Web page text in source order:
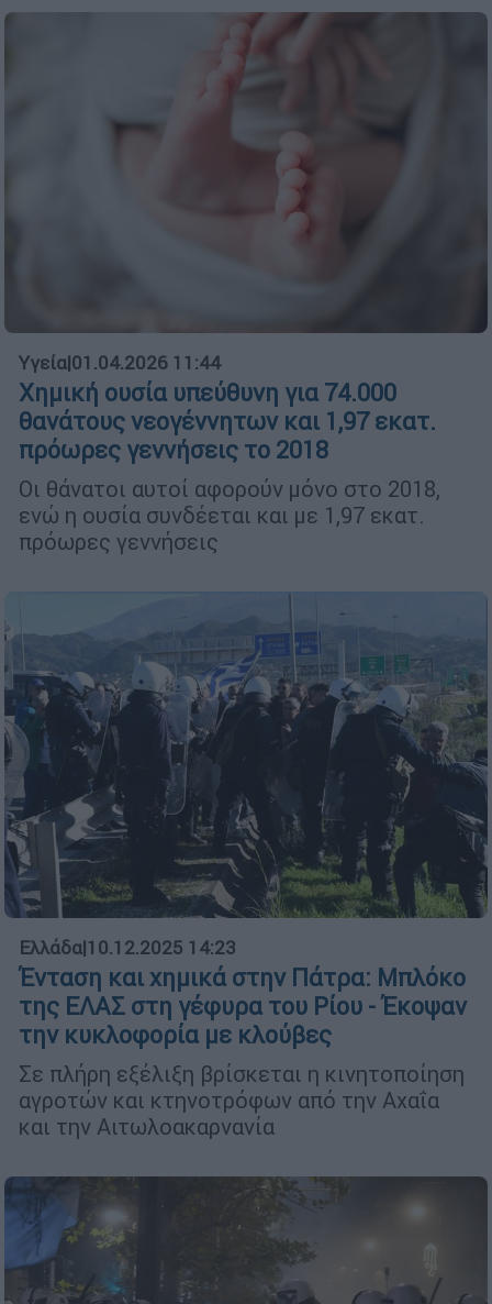
Υγεία|01.04.2026 11:44
Χημική ουσία υπεύθυνη για 74.000
θανάτους νεογέννητων και 1,97 εκατ.
πρόωρες γεννήσεις το 2018
Οι θάνατοι αυτοί αφορούν μόνο στο 2018,
ενώ η ουσία συνδέεται και με 1,97 εκατ.
πρόωρες γεννήσεις
Ελλάδα|10.12.2025 14:23
Ένταση και χημικά στην Πάτρα: Μπλόκο
της ΕΛΑΣ στη γέφυρα του Ρίου - Έκοψαν
την κυκλοφορία με κλούβες
Σε πλήρη εξέλιξη βρίσκεται η κινητοποίηση
αγροτών και κτηνοτρόφων από την Αχαΐα
και την Αιτωλοακαρνανία